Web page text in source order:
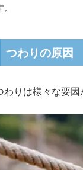
つわりの原因
わりは様々な要